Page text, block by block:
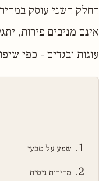
החלק השני עוסק
אינם מניבים פירות,
עוגות ובגדים - כפי
שפע על טבעי
מהירות ניסית